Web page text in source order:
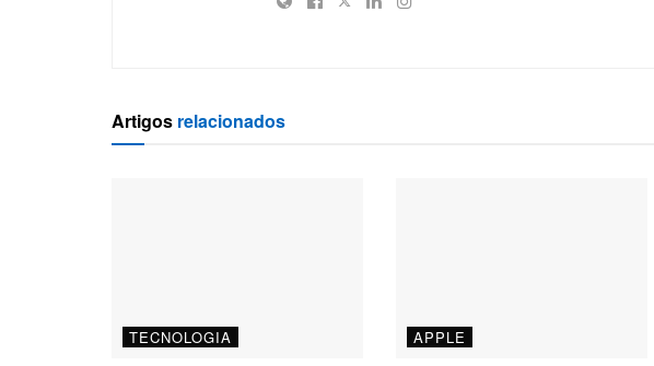
Artigos relacionados
TECNOLOGIA APPLE